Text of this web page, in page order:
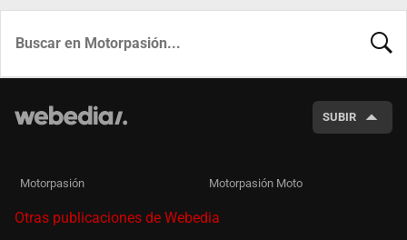
SUBIR
Motorpasión Motorpasión Moto
Otras publicaciones de Webedia